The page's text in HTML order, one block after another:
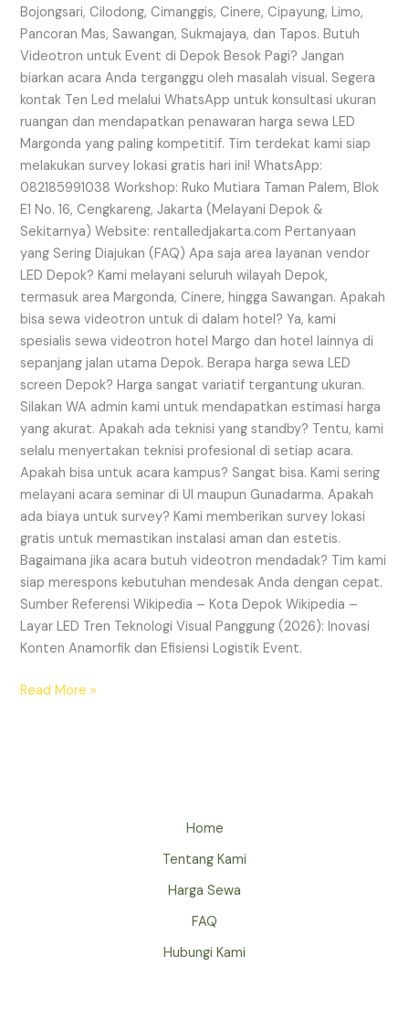
Bojongsari, Cilodong, Cimanggis, Cinere, Cipayung, Limo,
Pancoran Mas, Sawangan, Sukmajaya, dan Tapos. Butuh
Videotron untuk Event di Depok Besok Pagi? Jangan
biarkan acara Anda terganggu oleh masalah visual. Segera
kontak Ten Led melalui WhatsApp untuk konsultasi ukuran
ruangan dan mendapatkan penawaran harga sewa LED
Margonda yang paling kompetitif. Tim terdekat kami siap
melakukan survey lokasi gratis hari ini! WhatsApp:
082185991038 Workshop: Ruko Mutiara Taman Palem, Blok
E1 No. 16, Cengkareng, Jakarta (Melayani Depok &
Sekitarnya) Website: rentalledjakarta.com Pertanyaan
yang Sering Diajukan (FAQ) Apa saja area layanan vendor
LED Depok? Kami melayani seluruh wilayah Depok,
termasuk area Margonda, Cinere, hingga Sawangan. Apakah
bisa sewa videotron untuk di dalam hotel? Ya, kami
spesialis sewa videotron hotel Margo dan hotel lainnya di
sepanjang jalan utama Depok. Berapa harga sewa LED
screen Depok? Harga sangat variatif tergantung ukuran.
Silakan WA admin kami untuk mendapatkan estimasi harga
yang akurat. Apakah ada teknisi yang standby? Tentu, kami
selalu menyertakan teknisi profesional di setiap acara.
Apakah bisa untuk acara kampus? Sangat bisa. Kami sering
melayani acara seminar di UI maupun Gunadarma. Apakah
ada biaya untuk survey? Kami memberikan survey lokasi
gratis untuk memastikan instalasi aman dan estetis.
Bagaimana jika acara butuh videotron mendadak? Tim kami
siap merespons kebutuhan mendesak Anda dengan cepat.
Sumber Referensi Wikipedia – Kota Depok Wikipedia –
Layar LED Tren Teknologi Visual Panggung (2026): Inovasi
Konten Anamorfik dan Efisiensi Logistik Event.
Read More »
Home
Tentang Kami
Harga Sewa
FAQ
Hubungi Kami